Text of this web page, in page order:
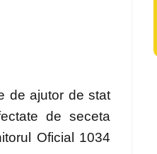
de ajutor de stat
de seceta
Oficial 1034